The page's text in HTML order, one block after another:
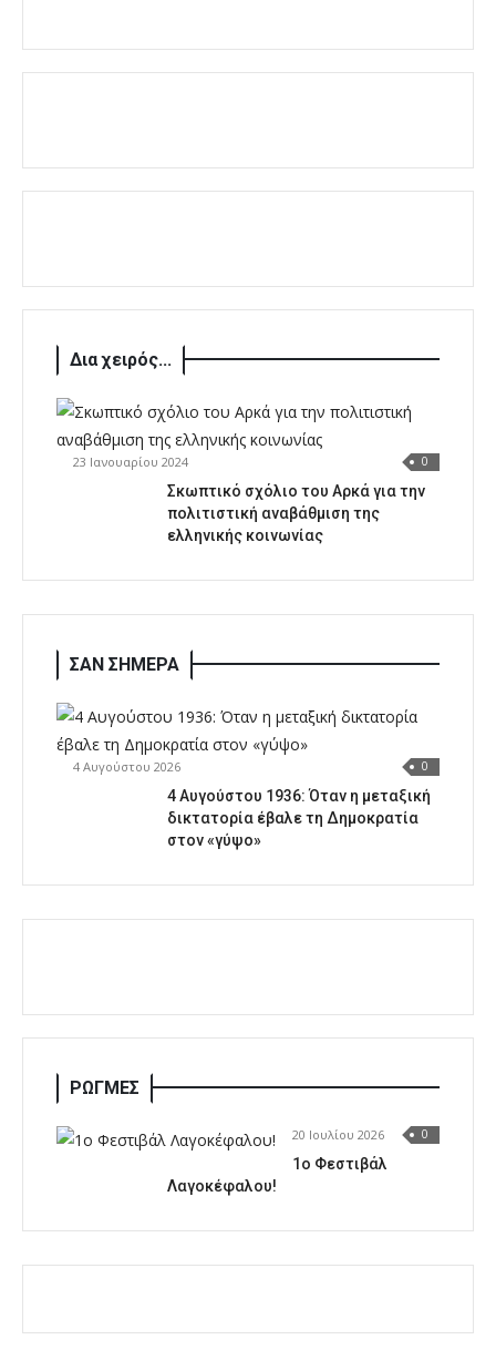
Δια χειρός...
23 Ιανουαρίου 2024 0
Σκωπτικό σχόλιο του Αρκά για την
πολιτιστική αναβάθμιση της
ελληνικής κοινωνίας
ΣΑΝ ΣΗΜΕΡΑ
4 Αυγούστου 2026 0
4 Αυγούστου 1936: Όταν η μεταξική
δικτατορία έβαλε τη Δημοκρατία
στον «γύψο»
ΡΩΓΜΕΣ
20 Ιουλίου 2026 0
1o Φεστιβάλ
Λαγοκέφαλου!